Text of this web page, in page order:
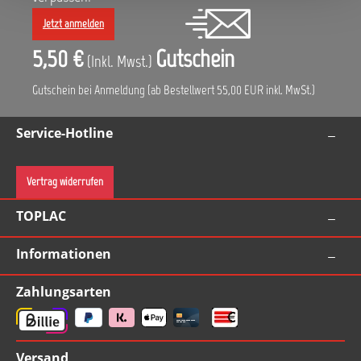
Jetzt anmelden
5,50 € (Inkl. Mwst.) Gutschein
Gutschein bei Anmeldung (ab Bestellwert 55,00 EUR inkl. MwSt.)
Service-Hotline
Vertrag widerrufen
TOPLAC
Informationen
Zahlungsarten